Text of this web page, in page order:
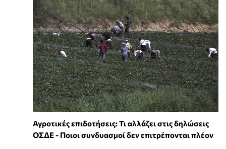
Αγροτικές επιδοτήσεις: Τι αλλάζει στις δηλώσεις
ΟΣΔΕ - Ποιοι συνδυασμοί δεν επιτρέπονται πλέον